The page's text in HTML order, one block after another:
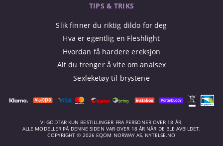
TIPS & TRIKS
Slik finner du riktig dildo for deg
Hva er egentlig en Fleshlight
Hvordan få hardere ereksjon
Alt du trenger å vite om analsex
Sexleketøy til brystene
VI GODTAR KUN BESTILLINGER FRA PERSONER OVER 18 ÅR.
ALLE MODELLER PÅ DENNE SIDEN VAR OVER 18 ÅR NÅR DE BLE AVBILDET.
COPYRIGHT © 2026 EQOM NORWAY AS, NYTELSE.NO